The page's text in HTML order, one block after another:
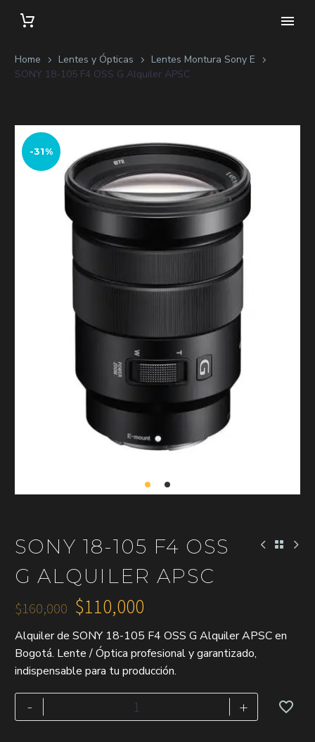
Home Lentes y Ópticas
Lentes Montura Sony E
SONY 18-105 F4 OSS G Alquiler APSC
-31%
SONY 18-105 F4 OSS
G ALQUILER APSC
$160,000
precio
original
era:
$160,000.
$110,000
precio
actual
$110,000.
Alquiler de SONY 18-105 F4 OSS G Alquiler APSC en
Bogotá. Lente / Óptica profesional y garantizado,
indispensable para tu producción.
-
SONY
18-
+